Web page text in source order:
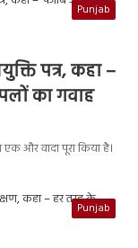
Punjab
पत्र, कहा –
का गवाह
और वादा पूरा किया है।
Punjab